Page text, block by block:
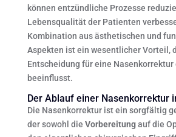
können entzündliche Prozesse
Lebensqualität der Patienten
Kombination aus ästhetischen und
Aspekten ist ein wesentlicher Vorteil,
Entscheidung für eine Nasenkorrektur
beeinflusst.
Der Ablauf einer Nasenkorrektur
Die Nasenkorrektur ist ein sorgfältig
der sowohl die Vorbereitungauf die